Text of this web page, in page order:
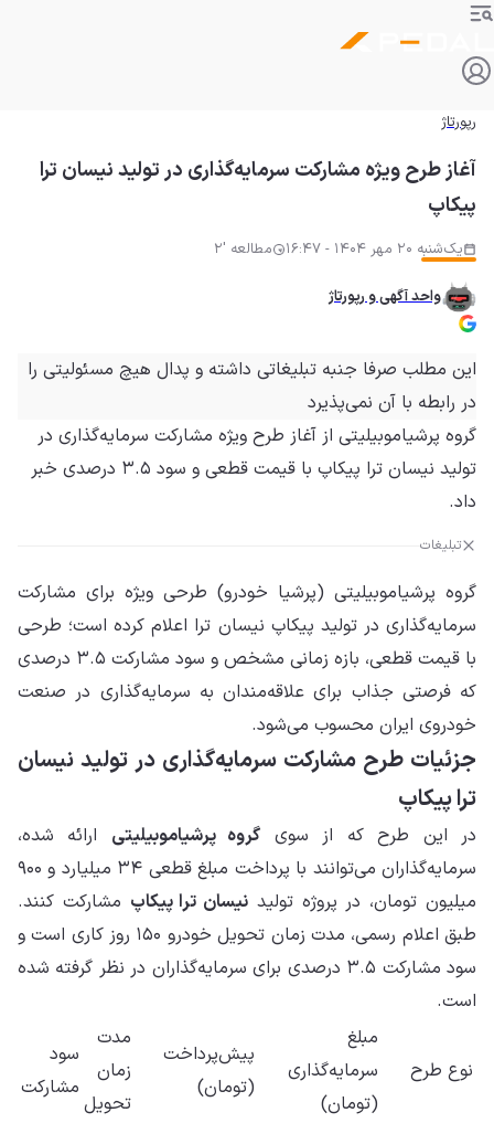
رپورتاژ
آغاز طرح ویژه مشارکت سرمایه‌گذاری در تولید نیسان ترا
پیکاپ
یک‌شنبه 20 مهر 1404 - 16:47 مطالعه '2
واحد آگهی و رپورتاژ
این مطلب صرفا جنبه تبلیغاتی داشته و پدال هیچ مسئولیتی را
در رابطه با آن نمی‌پذیرد
گروه پرشیاموبیلیتی از آغاز طرح ویژه مشارکت سرمایه‌گذاری در
تولید نیسان ترا پیکاپ با قیمت قطعی و سود ۳.۵ درصدی خبر
داد.
تبلیغات
گروه پرشیاموبیلیتی (پرشیا خودرو) طرحی ویژه برای مشارکت
سرمایه‌گذاری در تولید پیکاپ نیسان ترا اعلام کرده است؛ طرحی
با قیمت قطعی، بازه زمانی مشخص و سود مشارکت ۳.۵ درصدی
که فرصتی جذاب برای علاقه‌مندان به سرمایه‌گذاری در صنعت
خودروی ایران محسوب می‌شود.
جزئیات طرح مشارکت سرمایه‌گذاری در تولید نیسان
ترا پیکاپ
در این طرح که از سوی گروه پرشیاموبیلیتی ارائه شده،
سرمایه‌گذاران می‌توانند با پرداخت مبلغ قطعی ۳۴ میلیارد و ۹۰۰
میلیون تومان، در پروژه تولید نیسان ترا پیکاپ مشارکت کنند.
طبق اعلام رسمی، مدت زمان تحویل خودرو ۱۵۰ روز کاری است و
سود مشارکت ۳.۵ درصدی برای سرمایه‌گذاران در نظر گرفته شده
است.
نوع طرح
مبلغ
سرمایه‌گذاری
(تومان)
پیش‌پرداخت
(تومان)
مدت
زمان
تحویل
سود
مشارکت